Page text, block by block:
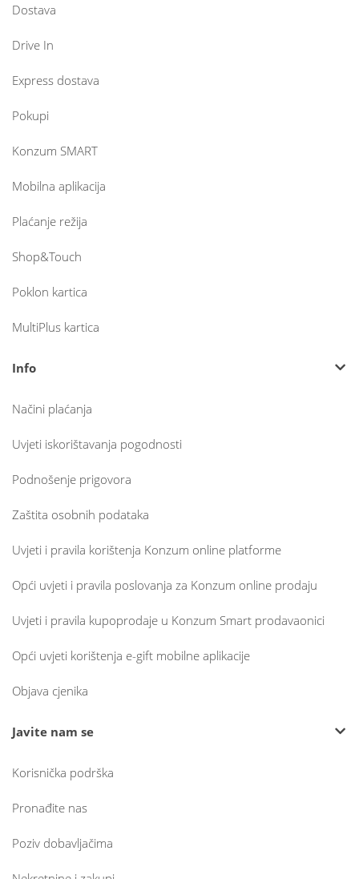
Dostava
Drive In
Express dostava
Pokupi
Konzum SMART
Mobilna aplikacija
Plaćanje režija
Shop&Touch
Poklon kartica
MultiPlus kartica
Info
Načini plaćanja
Uvjeti iskorištavanja pogodnosti
Podnošenje prigovora
Zaštita osobnih podataka
Uvjeti i pravila korištenja Konzum online platforme
Opći uvjeti i pravila poslovanja za Konzum online prodaju
Uvjeti i pravila kupoprodaje u Konzum Smart prodavaonici
Opći uvjeti korištenja e-gift mobilne aplikacije
Objava cjenika
Javite nam se
Korisnička podrška
Pronađite nas
Poziv dobavljačima